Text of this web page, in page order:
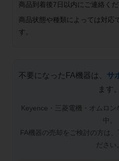
商品到着後7日以内にご連絡くだ
商品状態や種類によっては対応
す。
不要になったFA機器は、 サ
ます。
Keyence・三菱電機・オムロ
中。
FA機器の売却をご検討の方は
ださい。